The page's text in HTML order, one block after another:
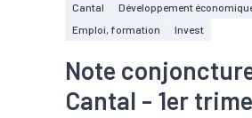
Cantal
Développement
Emploi, formation
Invest
Note
Cantal - 1er